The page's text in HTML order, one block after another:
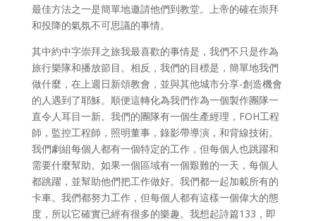
最佳方法之一是簡單地邀請他們到教堂。上帝的確在崇拜
和投降的氣氛不可思議的事情。
其中約中字崇拜之旅我最喜歡的事情是，我們不只是作為
旅行樂隊和播放節目。相反，我們的目標是，簡單地我們
做什麼，在上週日新頌教會，並與其他城市分享-創造機會
的人遇到了耶穌。順便這轉化為我們作為一個製作團隊一
直令人耳目一新。我們的團隊有一個生產經理，FOH工程
師，監控工程師，照明董事，錄影帶導演，和背線技術。
我們劇組每個人都有一個特定的工作，但每個人也跳躍和
需要什麼幫助。如果一個區域有一個艱難的一天，每個人
都跳躍，並幫助他們把工作做好。我們都一起加載所有的
卡車。我們都努力工作，但每個人都有這樣一個偉大的態
度，所以它確實已經有很多的樂趣。我想起詩篇133，即